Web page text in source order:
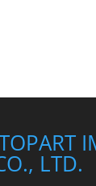
LTD.